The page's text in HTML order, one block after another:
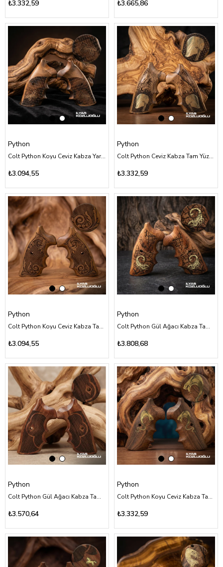
₺3.332,59 ₺3.665,86
Python
Colt Python Koyu Ceviz Kabza Yarım Yüzey Desenli At Logolu
₺3.094,55
Python
Colt Python Ceviz Kabza Tam Yüzey Özel Tasarım Desenli Sarı Pirinç Özel Figürlü
₺3.332,59
Python
Colt Python Koyu Ceviz Kabza Tam Yüzey Özel Tasarım Desenli Logosuz
₺3.094,55
Python
Colt Python Gül Ağacı Kabza Tam Yüzey Özel Tasarım Desenli Sarı Pirinç Akrep Logolu
₺3.808,68
Python
Colt Python Gül Ağacı Kabza Tam Yüzey Baklava Desenli
₺3.570,64
Python
Colt Python Koyu Ceviz Kabza Tam Yüzey Desenli Özel Tasarım Sarı Pirinç Kobra Logolu
₺3.332,59